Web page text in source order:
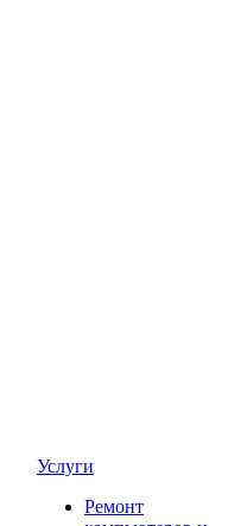
Услуги
Ремонт